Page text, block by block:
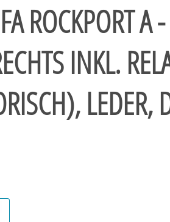
ROCKPORT
INKL.
LEDER,